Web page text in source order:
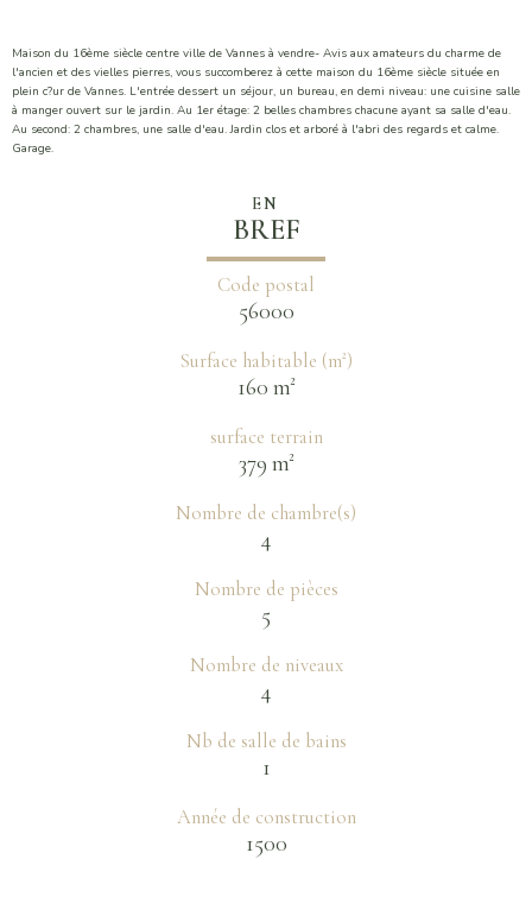
Maison du 16ème siècle centre ville de Vannes à vendre- Avis aux amateurs du charme de
l'ancien et des vielles pierres, vous succomberez à cette maison du 16ème siècle située en
plein c?ur de Vannes. L'entrée dessert un séjour, un bureau, en demi niveau: une cuisine salle
à manger ouvert sur le jardin. Au 1er étage: 2 belles chambres chacune ayant sa salle d'eau.
Au second: 2 chambres, une salle d'eau. Jardin clos et arboré à l'abri des regards et calme.
Garage.
EN
BREF
Code postal
56000
Surface habitable (m²)
160 m²
surface terrain
379 m²
Nombre de chambre(s)
4
Nombre de pièces
5
Nombre de niveaux
4
Nb de salle de bains
1
Année de construction
1500